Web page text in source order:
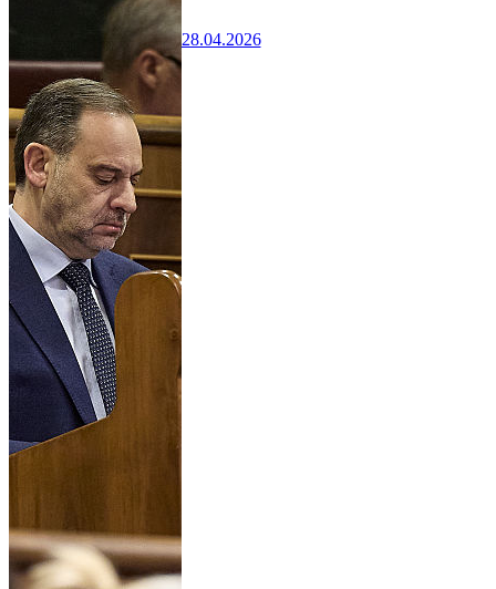
28.04.2026